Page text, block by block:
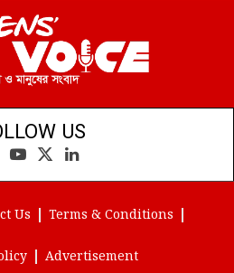
US
YouTube
X
(Twitter)
LinkedIn
Us Terms & Conditions
Advertisement